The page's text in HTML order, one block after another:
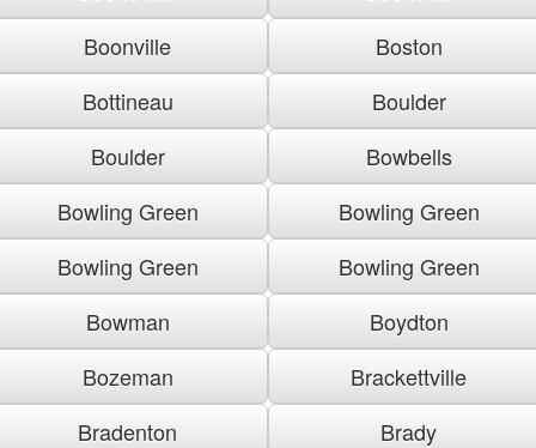
Boonville
Boston
Bottineau
Boulder
Boulder
Bowbells
Bowling Green
Bowling Green
Bowling Green
Bowling Green
Bowman
Boydton
Bozeman
Brackettville
Bradenton
Brady